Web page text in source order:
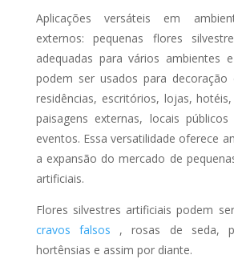
Aplicações versáteis em
externos: pequenas flores
adequadas para vários ambientes
podem ser usados para decoração
residências, escritórios, lojas,
paisagens externas, locais
eventos. Essa versatilidade oferece
a expansão do mercado de
artificiais.
Flores silvestres artificiais podem
cravos falsos , rosas de seda,
hortênsias e assim por diante.